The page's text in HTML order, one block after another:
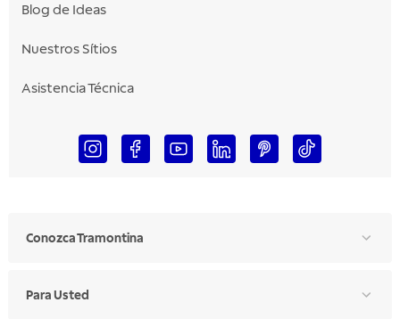
Blog de Ideas
Nuestros Sítios
Asistencia Técnica
Conozca Tramontina
Para Usted